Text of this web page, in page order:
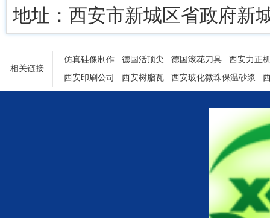
地址：西安市新城区省政府新
相关链接
仿真硅像制作 德国活顶尖 德国滚花刀具
西安力正
西安印刷公司
西安树脂瓦 西安玻化微珠保温砂浆